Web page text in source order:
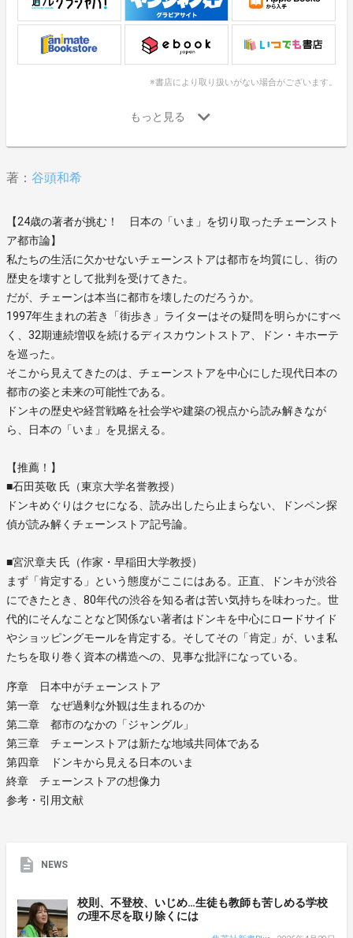
※書店により取り扱いがない場合がございます。
著： 谷頭和希
【24歳の著者が挑む！ 日本の「いま」を切り取ったチェーンスト
ア都市論】
私たちの生活に欠かせないチェーンストアは都市を均質にし、街の
歴史を壊すとして批判を受けてきた。
だが、チェーンは本当に都市を壊したのだろうか。
1997年生まれの若き「街歩き」ライターはその疑問を明らかにすべ
く、32期連続増収を続けるディスカウントストア、ドン・キホーテ
を巡った。
そこから見えてきたのは、チェーンストアを中心にした現代日本の
都市の姿と未来の可能性である。
ドンキの歴史や経営戦略を社会学や建築の視点から読み解きなが
ら、日本の「いま」を見据える。
【推薦！】
■石田英敬 氏（東京大学名誉教授）
ドンキめぐりはクセになる、読み出したら止まらない、ドンペン探
偵が読み解くチェーンストア記号論。
■宮沢章夫 氏（作家・早稲田大学教授）
まず「肯定する」という態度がここにはある。正直、ドンキが渋谷
にできたとき、80年代の渋谷を知る者は苦い気持ちを味わった。世
代的にそんなことなど関係ない著者はドンキを中心にロードサイド
やショッピングモールを肯定する。そしてその「肯定」が、いま私
たちを取り巻く資本の構造への、見事な批評になっている。
序章 日本中がチェーンストア
第一章 なぜ過剰な外観は生まれるのか
第二章 都市のなかの「ジャングル」
第三章 チェーンストアは新たな地域共同体である
第四章 ドンキから見える日本のいま
終章 チェーンストアの想像力
参考・引用文献
NEWS
校則、不登校、いじめ…生徒も教師も苦しめる学校
の理不尽を取り除くには